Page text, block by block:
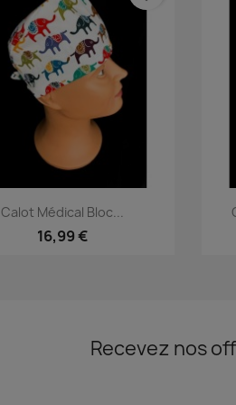
Aperçu rapide
Calot Médical Bloc...
16,99 €
Recevez nos